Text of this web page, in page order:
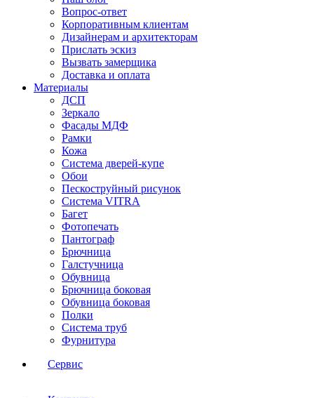
Вопрос-ответ
Корпоративным клиентам
Дизайнерам и архитекторам
Прислать эскиз
Вызвать замерщика
Доставка и оплата
Материалы
ДСП
Зеркало
Фасады МДФ
Рамки
Кожа
Система дверей-купе
Обои
Пескоструйный рисунок
Система VITRA
Багет
Фотопечать
Пантограф
Брючница
Галстучница
Обувница
Брючница боковая
Обувница боковая
Полки
Система труб
Фурнитура
Сервис